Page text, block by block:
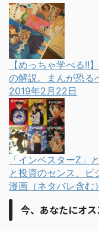
【めっちゃ学べる!!
の解説。まんが恐る
2019年2月22日
「インベスターZ」
と投資のセンス、ビ
漫画（ネタバレ含む
今、あなたにオス